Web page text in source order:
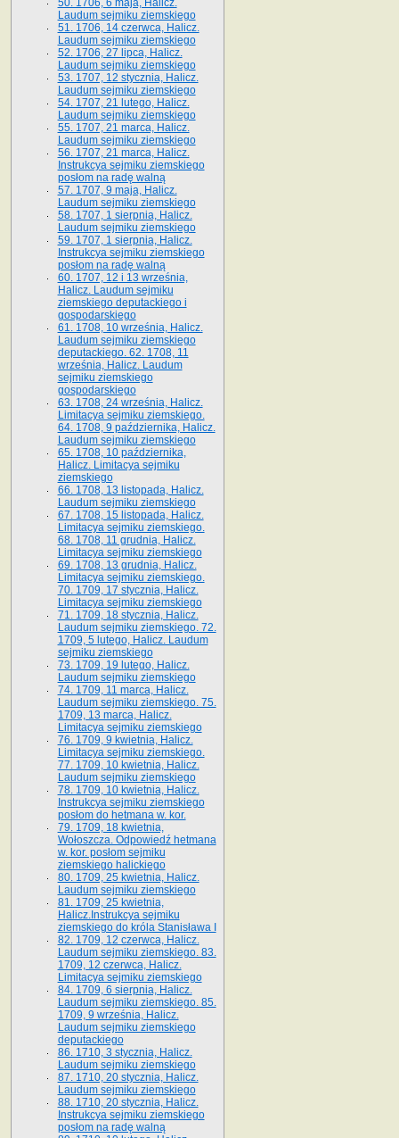
50. 1706, 6 maja, Halicz.
Laudum sejmiku ziemskiego
51. 1706, 14 czerwca, Halicz.
Laudum sejmiku ziemskiego
52. 1706, 27 lipca, Halicz.
Laudum sejmiku ziemskiego
53. 1707, 12 stycznia, Halicz.
Laudum sejmiku ziemskiego
54. 1707, 21 lutego, Halicz.
Laudum sejmiku ziemskiego
55. 1707, 21 marca, Halicz.
Laudum sejmiku ziemskiego
56. 1707, 21 marca, Halicz.
Instrukcya sejmiku ziemskiego
posłom na radę walną
57. 1707, 9 maja, Halicz.
Laudum sejmiku ziemskiego
58. 1707, 1 sierpnia, Halicz.
Laudum sejmiku ziemskiego
59. 1707, 1 sierpnia, Halicz.
Instrukcya sejmiku ziemskiego
posłom na radę walną
60. 1707, 12 i 13 września,
Halicz. Laudum sejmiku
ziemskiego deputackiego i
gospodarskiego
61. 1708, 10 września, Halicz.
Laudum sejmiku ziemskiego
deputackiego. 62. 1708, 11
września, Halicz. Laudum
sejmiku ziemskiego
gospodarskiego
63. 1708, 24 września, Halicz.
Limitacya sejmiku ziemskiego.
64. 1708, 9 października, Halicz.
Laudum sejmiku ziemskiego
65­. 1708, 10 października,
Halicz. Limitacya sejmiku
ziemskiego
66. 1708, 13 listopada, Halicz.
Laudum sejmiku ziemskiego
67. 1708, 15 listopada, Halicz.
Limitacya sejmiku ziemskiego.
68. 1708, 11 grudnia, Halicz.
Limitacya sejmiku ziemskiego
69. 1708, 13 grudnia, Halicz.
Limitacya sejmiku ziemskiego.
70. 1709, 17 stycznia, Halicz.
Limitacya sejmiku ziemskiego
71. 1709, 18 stycznia, Halicz.
Laudum sejmiku ziemskiego. 72.
1709, 5 lutego, Halicz. Laudum
sejmiku ziemskiego
73. 1709, 19 lutego, Halicz.
Laudum sejmiku ziemskiego
74. 1709, 11 marca, Halicz.
Laudum sejmiku ziemskiego. 75.
1709, 13 marca, Halicz.
Limitacya sejmiku ziemskiego
76. 1709, 9 kwietnia, Halicz.
Limitacya sejmiku ziemskiego.
77. 1709, 10 kwietnia, Halicz.
Laudum sejmiku ziemskiego
78. 1709, 10 kwietnia, Halicz.
Instrukcya sejmiku ziemskiego
posłom do hetmana w. kor.
79. 1709, 18 kwietnia,
Wołoszcza. Odpowiedź hetmana
w. kor. posłom sejmiku
ziemskiego halickiego
80. 1709, 25 kwietnia, Halicz.
Laudum sejmiku ziemskiego
81. 1709, 25 kwietnia,
Halicz.Instrukcya sejmiku
ziemskiego do króla Stanisława I
82. 1709, 12 czerwca, Halicz.
Laudum sejmiku ziemskiego. 83.
1709, 12 czerwca, Halicz.
Limitacya sejmiku ziemskiego
84. 1709, 6 sierpnia, Halicz.
Laudum sejmiku ziemskiego. 85.
1709, 9 września, Halicz.
Laudum sejmiku ziemskiego
deputackiego
86. 1710, 3 stycznia, Halicz.
Laudum sejmiku ziemskiego
87. 1710, 20 stycznia, Halicz.
Laudum sejmiku ziemskiego
88. 1710, 20 stycznia, Halicz.
Instrukcya sejmiku ziemskiego
posłom na radę walną